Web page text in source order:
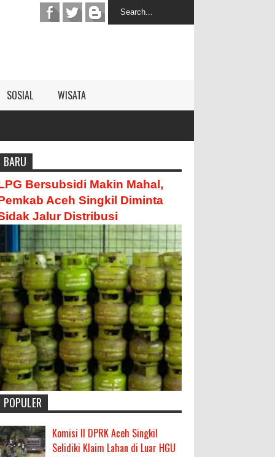
SOSIAL WISATA
BARU
Bersubsidi Makin Mahal,
Aceh Singkil Diminta
Jalur Distribusi
POPULER
Komisi II DPRK Aceh Singkil
Selidiki Klaim Lahan di Luar HGU